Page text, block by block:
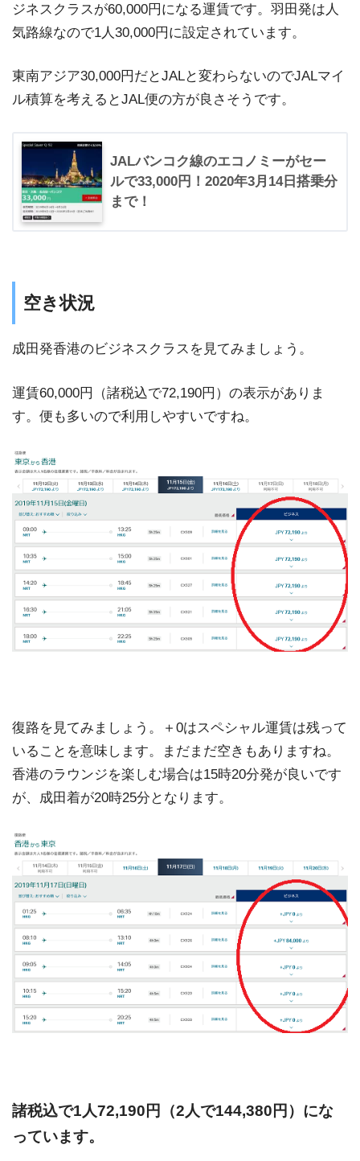
ジネスクラスが60,000円になる運賃です。羽田発は人
気路線なので1人30,000円に設定されています。
東南アジア30,000円だとJALと変わらないのでJALマイ
ル積算を考えるとJAL便の方が良さそうです。
JALバンコク線のエコノミーがセー
ルで33,000円！2020年3月14日搭乗分
まで！
空き状況
成田発香港のビジネスクラスを見てみましょう。
運賃60,000円（諸税込で72,190円）の表示がありま
す。便も多いので利用しやすいですね。
復路を見てみましょう。＋0はスペシャル運賃は残って
いることを意味します。まだまだ空きもありますね。
香港のラウンジを楽しむ場合は15時20分発が良いです
が、成田着が20時25分となります。
諸税込で1人72,190円（2人で144,380円）にな
っています。